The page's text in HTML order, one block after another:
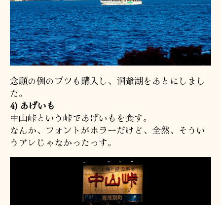
念願の例のブツも購入し、洞爺湖をあとにしまし
た。
4) あげいも
中山峠という峠であげいもを食す。
なんか、フォントがホラーだけど、全然、そうい
うアレじゃなかったっす。